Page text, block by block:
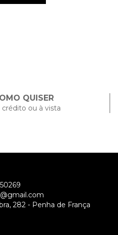
QUISER
crédito ou à vista
282 - Penha de França